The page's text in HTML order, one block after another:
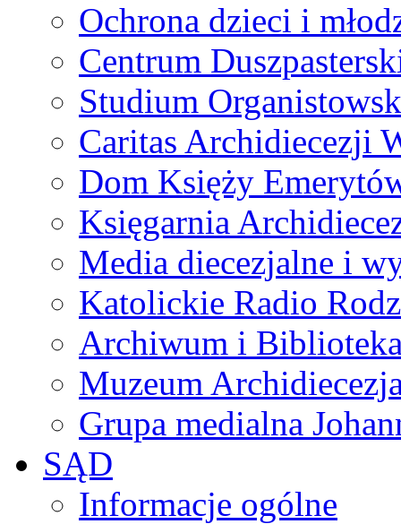
Ochrona dzieci i
Centrum
Studium
Caritas Archidiecezji
Dom Księży
Księgarnia
Media diecezjalne i
Katolickie Radio
Archiwum i
Muzeum
Grupa medialna
SĄD
Informacje ogólne